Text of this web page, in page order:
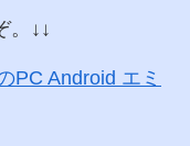
。↓↓
PC Android エミ